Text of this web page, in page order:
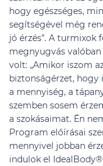
hogy egészséges,
segítségével még
jó érzés”. A turmixok
megnyugvás
volt: „Amikor iszom
biztonságérzet, hogy
a mennyiség, a
szemben sosem
a szokásaimat. Én
Program előírásai
mennyivel jobban
indulok el